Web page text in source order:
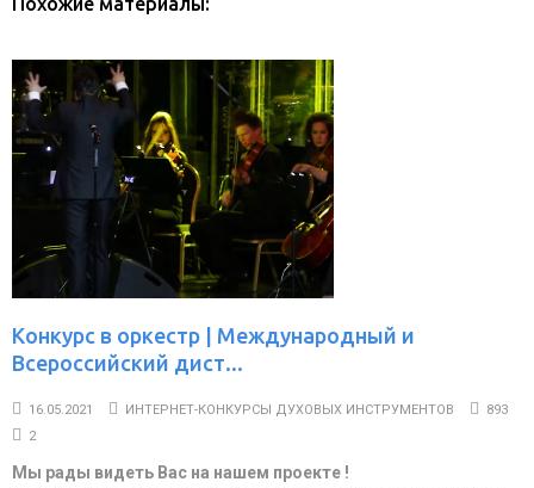
Конкурс в оркестр | Международный и
Всероссийский дист...
16.05.2021 ИНТЕРНЕТ-КОНКУРСЫ ДУХОВЫХ ИНСТРУМЕНТОВ
893
2
Мы рады видеть Вас на нашем проекте !